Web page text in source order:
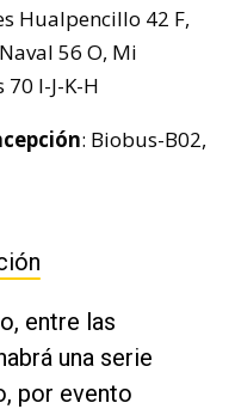
Hualpencillo 42 F,
56 O, Mi
I-J-K-H
: Biobus-B02,
entre las
una serie
por evento